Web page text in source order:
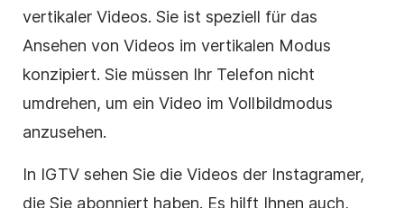
vertikaler Videos. Sie ist speziell für das
Ansehen von Videos im vertikalen Modus
konzipiert. Sie müssen Ihr Telefon nicht
umdrehen, um ein Video im Vollbildmodus
anzusehen.
In IGTV sehen Sie die Videos der Instagramer,
die Sie abonniert haben. Es hilft Ihnen auch,